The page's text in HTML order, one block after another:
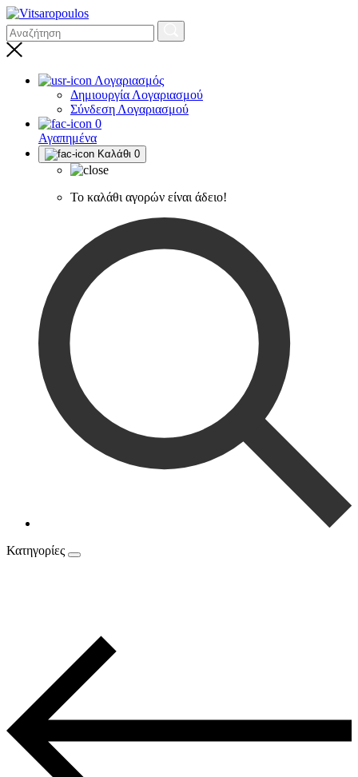
Λογαριασμός
Δημιουργία Λογαριασμού
Σύνδεση Λογαριασμού
0
Αγαπημένα
Καλάθι 0
Το καλάθι αγορών είναι άδειο!
Κατηγορίες